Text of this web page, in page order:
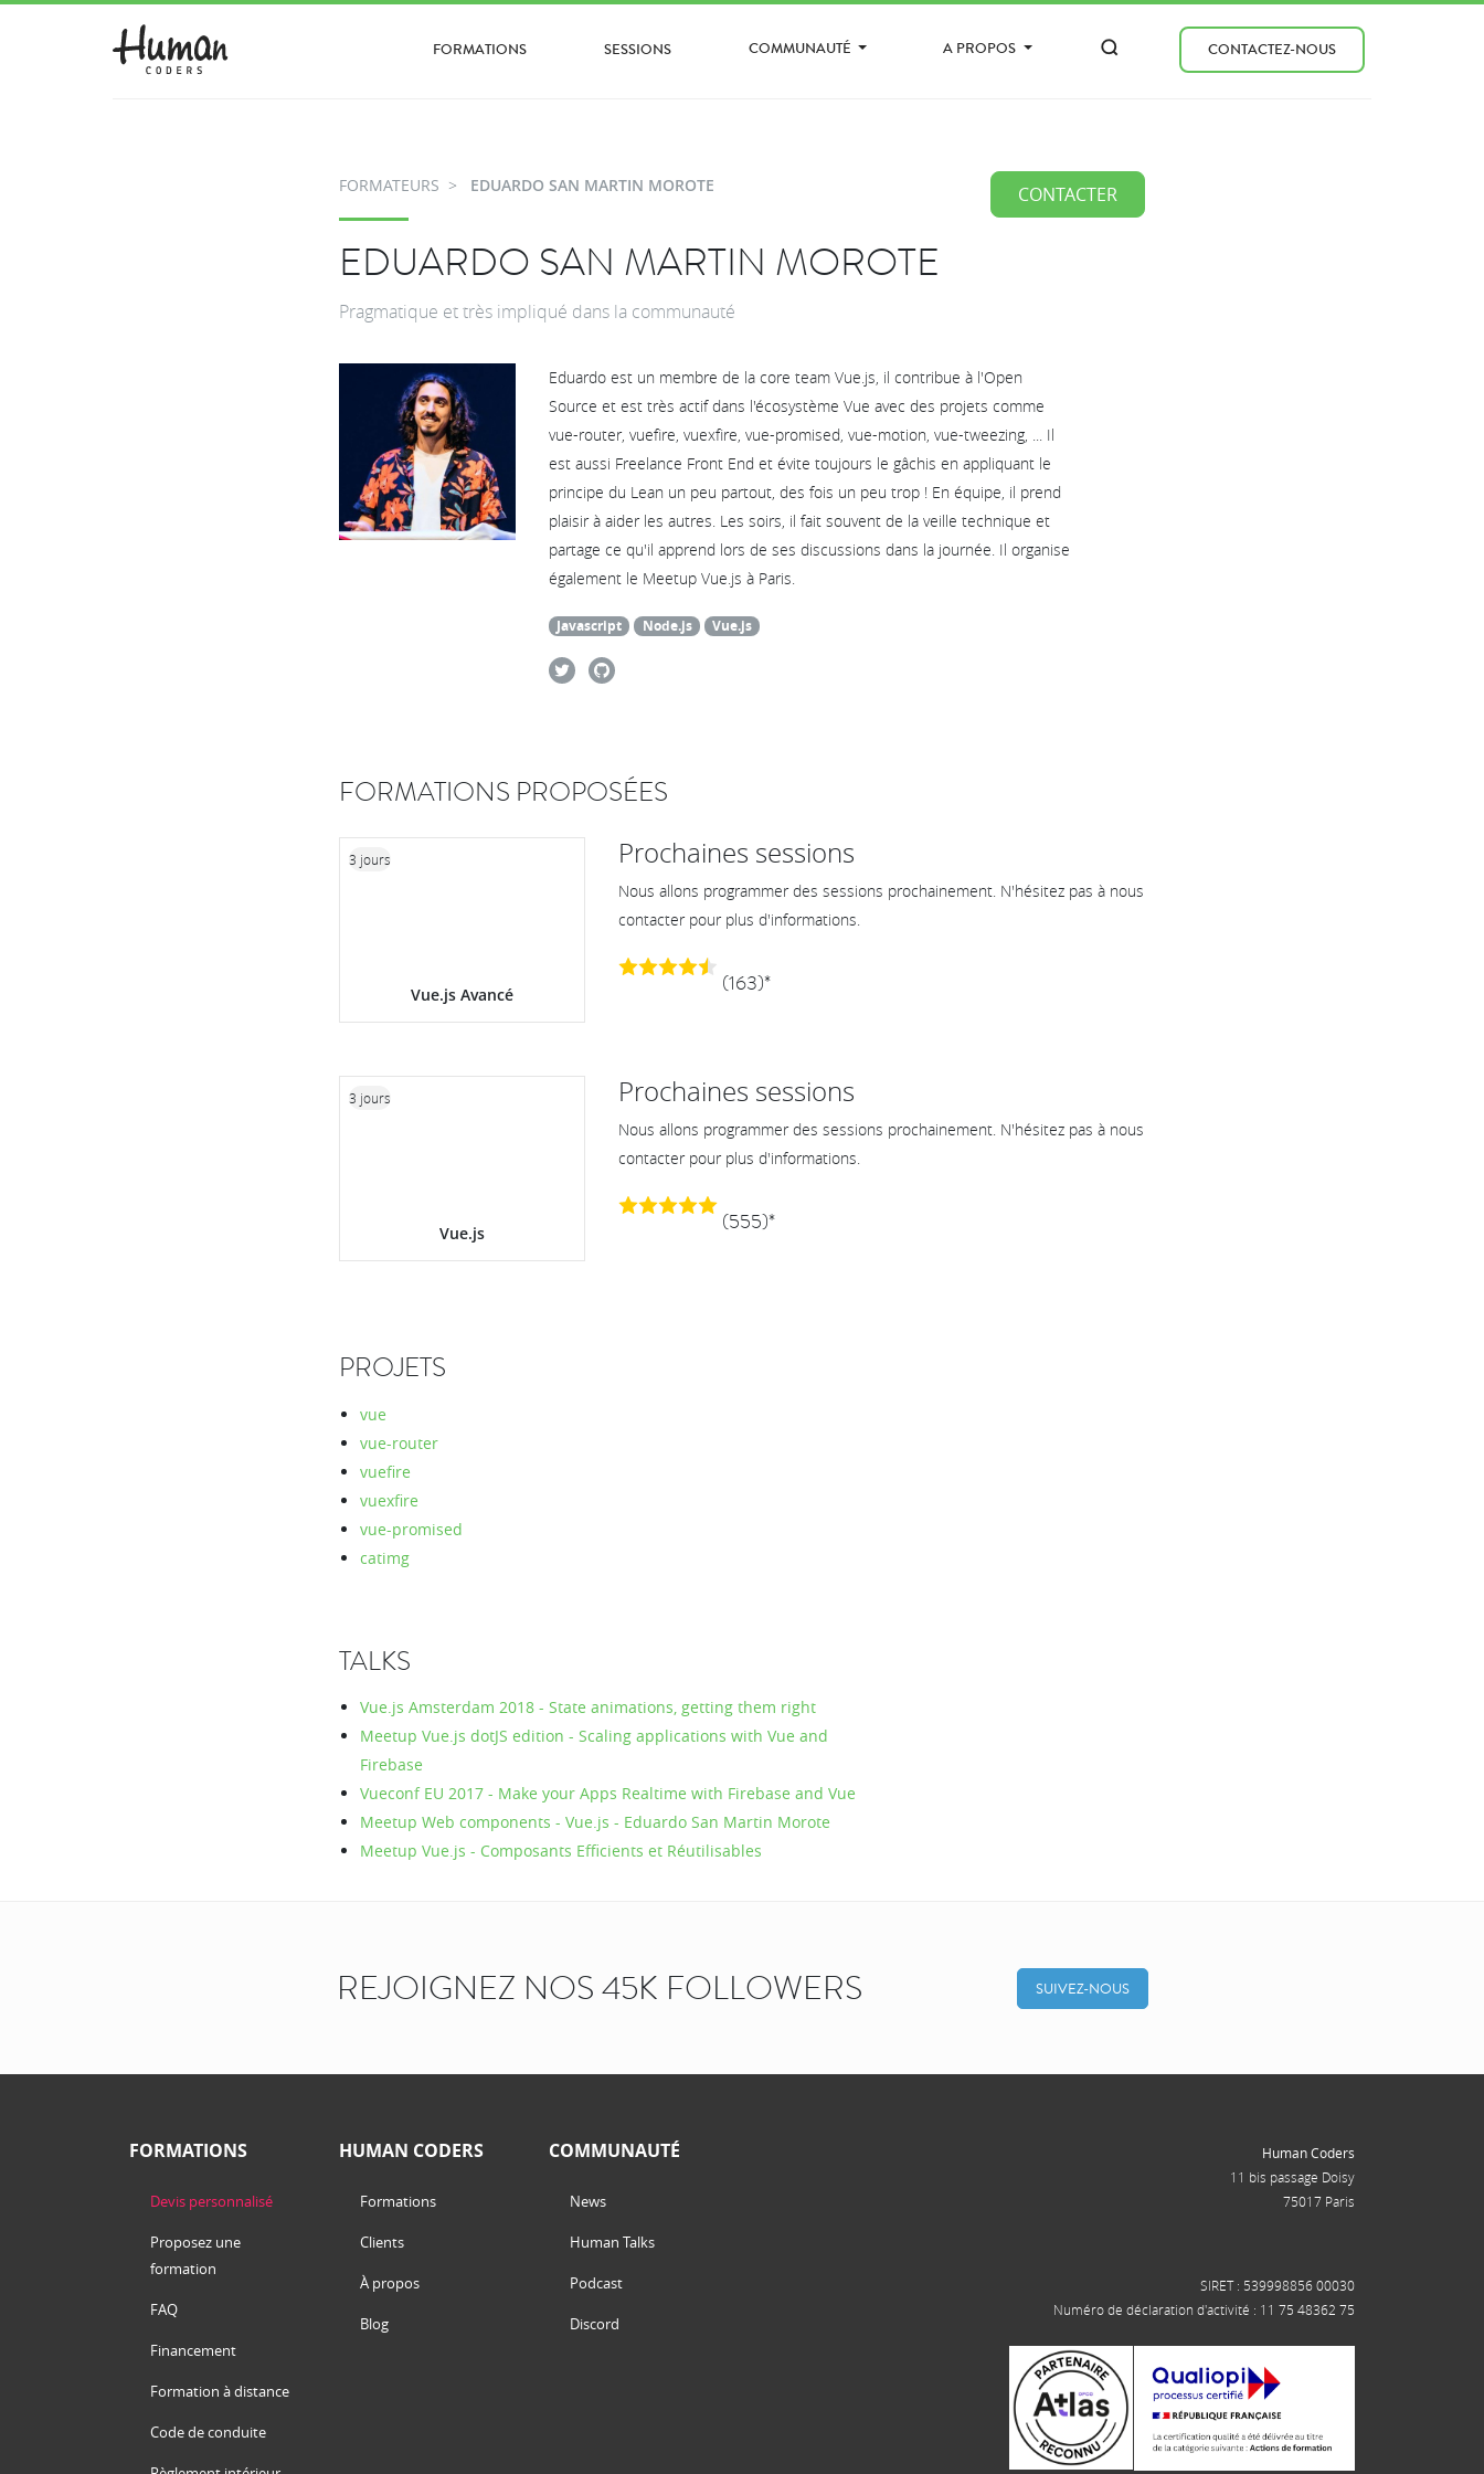
FORMATIONS SESSIONS COMMUNAUTÉ A PROPOS CONTACTEZ-NOUS
FORMATEURS EDUARDO SAN MARTIN MOROTE
EDUARDO SAN MARTIN MOROTE
Pragmatique et très impliqué dans la communauté
CONTACTER
Eduardo est un membre de la core team Vue.js, il contribue à l'Open
Source et est très actif dans l'écosystème Vue avec des projets comme
vue-router, vuefire, vuexfire, vue-promised, vue-motion, vue-tweezing, ... Il
est aussi Freelance Front End et évite toujours le gâchis en appliquant le
principe du Lean un peu partout, des fois un peu trop ! En équipe, il prend
plaisir à aider les autres. Les soirs, il fait souvent de la veille technique et
partage ce qu'il apprend lors de ses discussions dans la journée. Il organise
également le Meetup Vue.js à Paris.
Javascript Node.js Vue.js
FORMATIONS PROPOSÉES
Vue.js Avancé
3 jours Prochaines sessions
Nous allons programmer des sessions prochainement. N'hésitez pas à nous
contacter pour plus d'informations.
(163)*
Vue.js
3 jours Prochaines sessions
Nous allons programmer des sessions prochainement. N'hésitez pas à nous
contacter pour plus d'informations.
(555)*
PROJETS
vue
vue-router
vuefire
vuexfire
vue-promised
catimg
TALKS
Vue.js Amsterdam 2018 - State animations, getting them right
Meetup Vue.js dotJS edition - Scaling applications with Vue and
Firebase
Vueconf EU 2017 - Make your Apps Realtime with Firebase and Vue
Meetup Web components - Vue.js - Eduardo San Martin Morote
Meetup Vue.js - Composants Efficients et Réutilisables
REJOIGNEZ NOS 45K FOLLOWERS SUIVEZ-NOUS
FORMATIONS
Devis personnalisé
Proposez une
formation
FAQ
Financement
Formation à distance
Code de conduite
HUMAN CODERS
Formations
Clients
À propos
Blog
COMMUNAUTÉ
News
Human Talks
Podcast
Discord
Human Coders
11 bis passage Doisy
75017 Paris
SIRET : 539998856 00030
Numéro de déclaration d'activité : 11 75 48362 75